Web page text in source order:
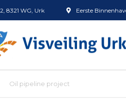
8321 WG, Urk Eerste
Oil pipeline project